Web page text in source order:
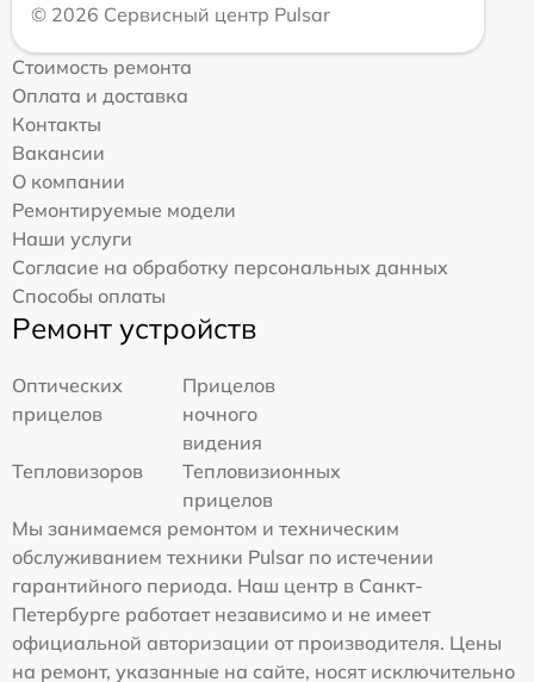
© 2026 Сервисный центр Pulsar
Стоимость ремонта
Оплата и доставка
Контакты
Вакансии
О компании
Ремонтируемые модели
Наши услуги
Согласие на обработку персональных данных
Способы оплаты
Ремонт устройств
Оптических
прицелов
Прицелов
ночного
видения
Тепловизоров
Тепловизионных
прицелов
Мы занимаемся ремонтом и техническим
обслуживанием техники Pulsar по истечении
гарантийного периода. Наш центр в Санкт-
Петербурге работает независимо и не имеет
официальной авторизации от производителя. Цены
на ремонт, указанные на сайте, носят исключительно